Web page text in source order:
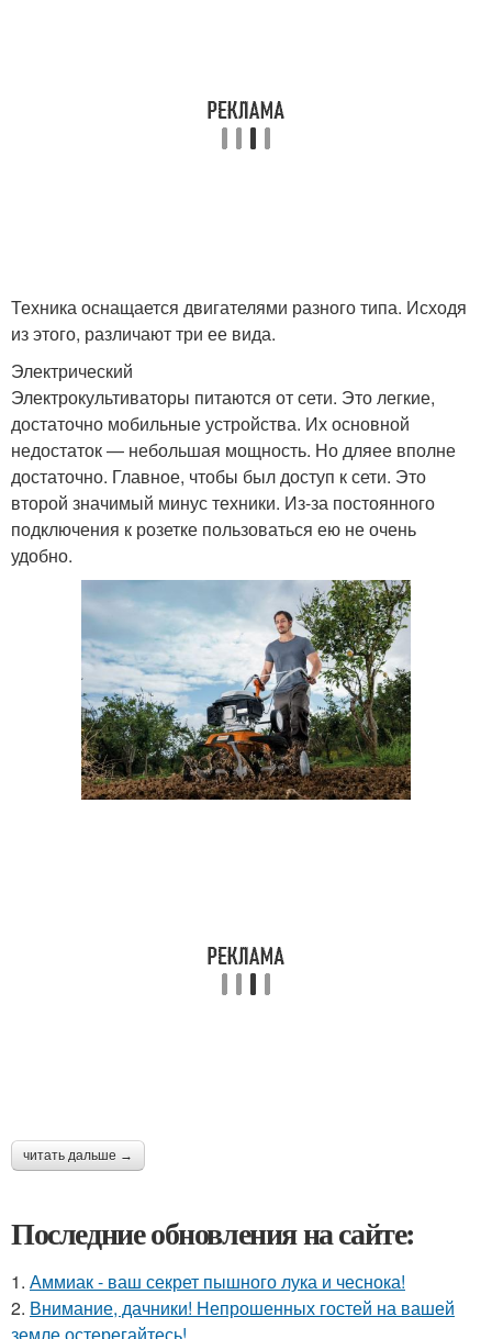
Техника оснащается двигателями разного типа. Исходя
из этого, различают три ее вида.
Электрический
Электрокультиваторы питаются от сети. Это легкие,
достаточно мобильные устройства. Их основной
недостаток — небольшая мощность. Но дляее вполне
достаточно. Главное, чтобы был доступ к сети. Это
второй значимый минус техники. Из-за постоянного
подключения к розетке пользоваться ею не очень
удобно.
читать дальше →
Последние обновления на сайте:
1. Аммиак - ваш секрет пышного лука и чеснока!
2. Внимание, дачники! Непрошенных гостей на вашей
земле остерегайтесь!